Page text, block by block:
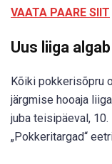
VAATA PAARE SIIT
Uus liiga
Kõiki pokkerisõpru
järgmise hooaja
juba teisipäeval,
„Pokkeritargad“